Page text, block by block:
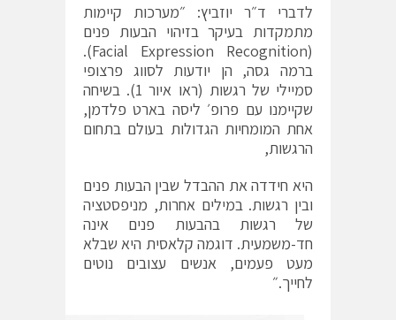
לדברי ד״ר יוזביץ: ״מערכות קיימות
מתמקדות בעיקר בזיהוי הבעות פנים
(Facial Expression Recognition).
ברמה גסה, הן יודעות לסווג פרצופי
סמיילי של רגשות (ראו איור 1). בשיחה
שקיימנו עם פרופ׳ ליסה בארט פלדמן,
אחת המומחיות הגדולות בעולם בתחום
הרגשות,
היא חידדה את ההבדל שבין הבעות פנים
ובין רגשות. במילים אחרות, מניפסטציה
של רגשות בהבעות פנים אינה
חד-משמעית. דוגמה קלאסית היא שבלא
מעט פעמים, אנשים עצובים נוטים
לחייך.״